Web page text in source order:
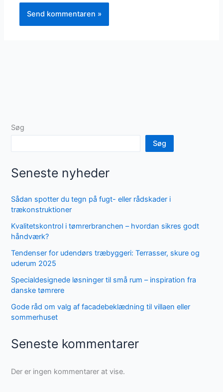
Søg
Søg
Seneste nyheder
Sådan spotter du tegn på fugt- eller rådskader i
trækonstruktioner
Kvalitetskontrol i tømrerbranchen – hvordan sikres godt
håndværk?
Tendenser for udendørs træbyggeri: Terrasser, skure og
uderum 2025
Specialdesignede løsninger til små rum – inspiration fra
danske tømrere
Gode råd om valg af facadebeklædning til villaen eller
sommerhuset
Seneste kommentarer
Der er ingen kommentarer at vise.